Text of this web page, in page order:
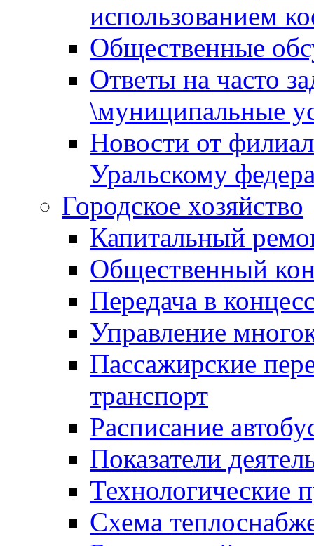
использованием
Общественные
Ответы на часто
\муниципальные
Новости от
Уральскому
Городское хозяйство
Капитальный
Общественный
Передача в
Управление
Пассажирские
транспорт
Расписание
Показатели
Технологические
Схема